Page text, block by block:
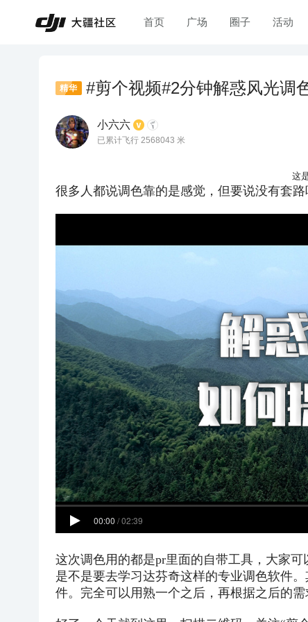
首页 广场 圈子 活动
精华 #剪个视频#2分钟解惑风光调
小六六
已累计飞行 2568043 米
这
很多人都说调色靠的是感觉，但要说没有套
这次调色用的都是pr里面的自带工具，大家
是不是要去学习达芬奇这样的专业调色软件
件。完全可以用熟一个之后，再根据之后的需